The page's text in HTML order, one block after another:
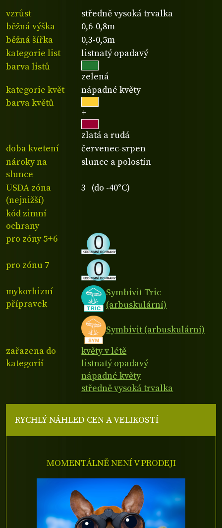
vzrůst
středně vysoká trvalka
běžná výška
0,6-0,8m
běžná šířka
0,3-0,5m
kategorie list
listnatý opadavý
barva listů
zelená
kategorie květ
nápadné květy
barva květů
+
zlatá a rudá
doba kvetení
červenec-srpen
nároky na
slunce
slunce a polostín
USDA zóna
(nejnižší)
3 (do -40°C)
kód zimní
ochrany
pro zóny 5+6
pro zónu 7
mykorhizní
přípravek
Symbivit Tric
(arbuskulární)
Symbivit (arbuskulární)
zařazena do
kategorií
květy v létě
listnatý opadavý
nápadné květy
středně vysoká trvalka
RYCHLÝ NÁHLED CEN A VELIKOSTÍ
MOMENTÁLNĚ NENÍ V PRODEJI